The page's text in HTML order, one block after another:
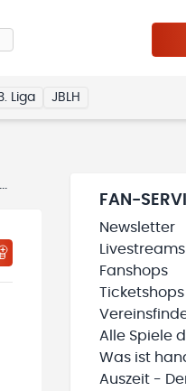
Liga JBLH
FAN-
Newsletter
Livestreams
Fanshops
Ticketshops
Alle Spiele
Was ist
Auszeit -